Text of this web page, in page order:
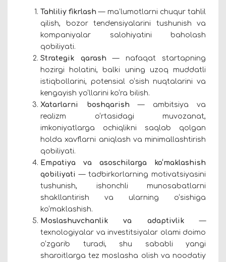
Tahliliy fikrlash — ma’lumotlarni chuqur tahlil
qilish, bozor tendensiyalarini tushunish va
kompaniyalar salohiyatini baholash
qobiliyati.
Strategik qarash — nafaqat startapning
hozirgi holatini, balki uning uzoq muddatli
istiqbollarini, potensial o‘sish nuqtalarini va
kengayish yo‘llarini ko‘ra bilish.
Xatarlarni boshqarish — ambitsiya va
realizm o‘rtasidagi muvozanat,
imkoniyatlarga ochiqlikni saqlab qolgan
holda xavflarni aniqlash va minimallashtirish
qobiliyati.
Empatiya va asoschilarga ko‘maklashish
qobiliyati — tadbirkorlarning motivatsiyasini
tushunish, ishonchli munosabatlarni
shakllantirish va ularning o‘sishiga
ko‘maklashish.
Moslashuvchanlik va adaptivlik—
texnologiyalar va investitsiyalar olami doimo
o‘zgarib turadi, shu sababli yangi
sharoitlarga tez moslasha olish va noodatiy